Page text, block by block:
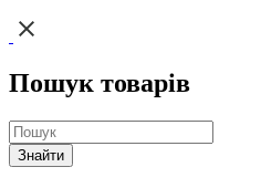
Пошук товарів
Знайти